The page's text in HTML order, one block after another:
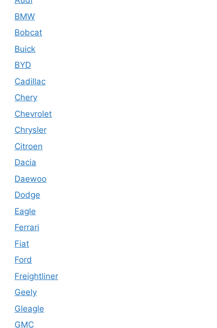
BMW
Bobcat
Buick
BYD
Cadillac
Chery
Chevrolet
Chrysler
Citroen
Dacia
Daewoo
Dodge
Eagle
Ferrari
Fiat
Ford
Freightliner
Geely
Gleagle
GMC